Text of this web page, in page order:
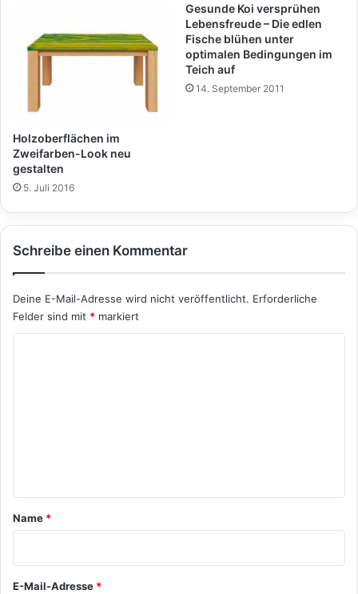
Holzoberflächen im
Zweifarben-Look neu
gestalten
5. Juli 2016
Gesunde Koi versprühen
Lebensfreude – Die edlen
Fische blühen unter
optimalen Bedingungen im
Teich auf
14. September 2011
Schreibe einen Kommentar
Deine E-Mail-Adresse wird nicht veröffentlicht. Erforderliche
Felder sind mit * markiert
a
*
Name *
E-Mail-Adresse *